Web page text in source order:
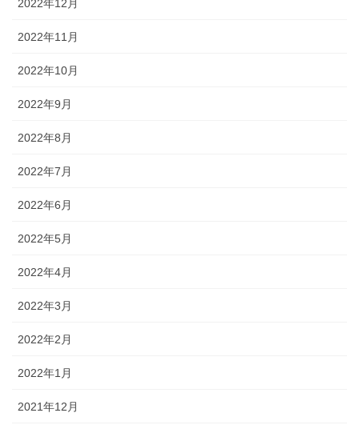
2022年12月
2022年11月
2022年10月
2022年9月
2022年8月
2022年7月
2022年6月
2022年5月
2022年4月
2022年3月
2022年2月
2022年1月
2021年12月